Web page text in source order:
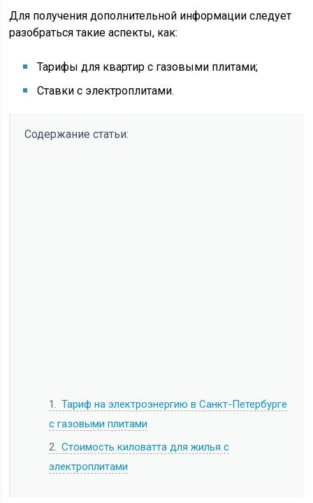
Для получения дополнительной информации следует
разобраться такие аспекты, как:
Тарифы для квартир с газовыми плитами;
Ставки с электроплитами.
Содержание статьи:
1
Тариф на электроэнергию в Санкт-Петербурге
с газовыми плитами
2 Стоимость киловатта для жилья с
электроплитами